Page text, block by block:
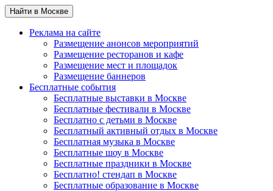
Найти в Москве
Реклама на сайте
Размещение анонсов мероприятий
Размещение ресторанов и кафе
Размещение мест и площадок
Размещение баннеров
Бесплатные события
Бесплатные выставки в Москве
Бесплатные фестивали в Москве
Бесплатно с детьми в Москве
Бесплатный активный отдых в Москве
Бесплатная музыка в Москве
Бесплатные шоу в Москве
Бесплатные праздники в Москве
Бесплатно! стендап в Москве
Бесплатные образование в Москве